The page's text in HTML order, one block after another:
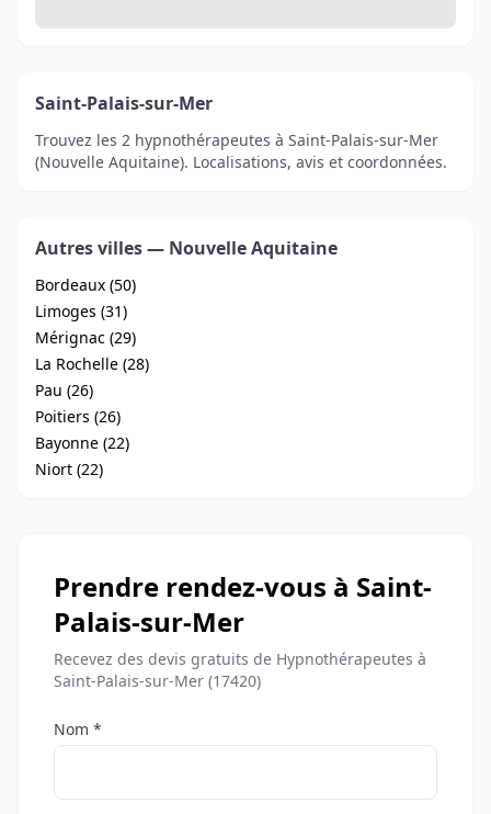
Saint-Palais-sur-Mer
Trouvez les 2 hypnothérapeutes à Saint-Palais-sur-Mer
(Nouvelle Aquitaine). Localisations, avis et coordonnées.
Autres villes — Nouvelle Aquitaine
Bordeaux (50)
Limoges (31)
Mérignac (29)
La Rochelle (28)
Pau (26)
Poitiers (26)
Bayonne (22)
Niort (22)
Prendre rendez-vous à Saint-
Palais-sur-Mer
Recevez des devis gratuits de Hypnothérapeutes à
Saint-Palais-sur-Mer (17420)
Nom *